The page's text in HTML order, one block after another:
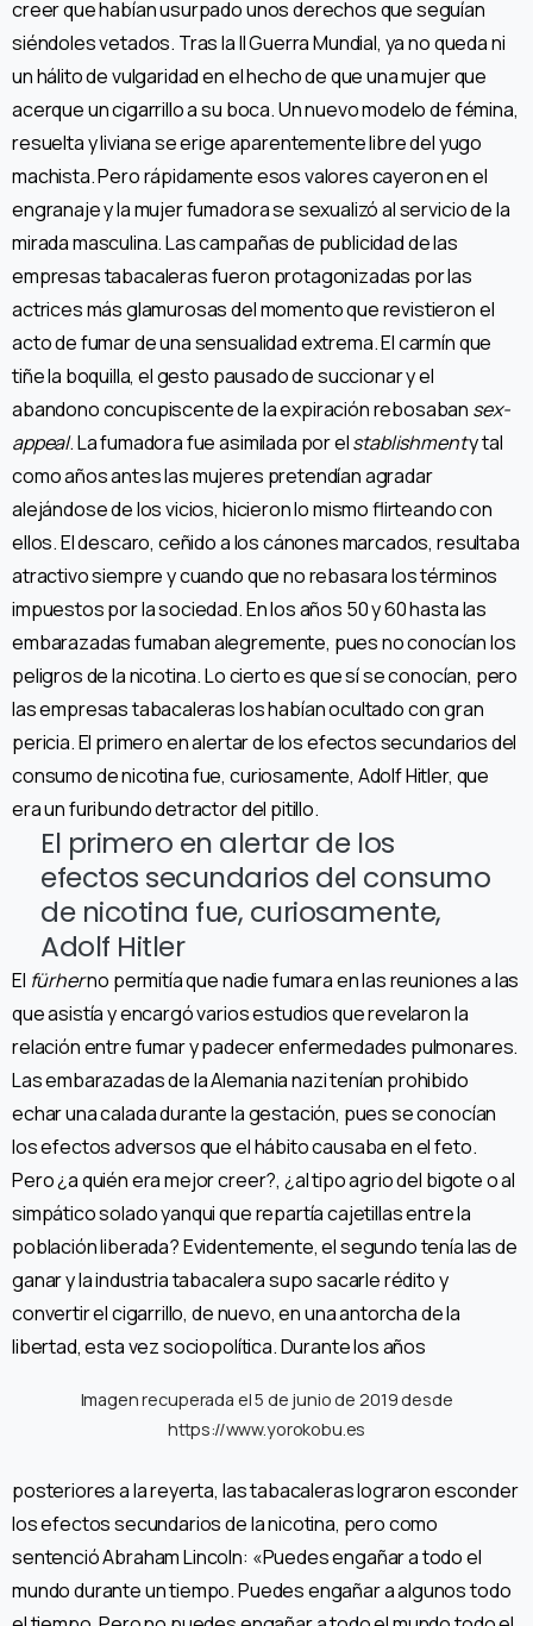
creer que habían usurpado unos derechos que seguían
siéndoles vetados. Tras la II Guerra Mundial, ya no queda ni
un hálito de vulgaridad en el hecho de que una mujer que
acerque un cigarrillo a su boca. Un nuevo modelo de fémina,
resuelta y liviana se erige aparentemente libre del yugo
machista. Pero rápidamente esos valores cayeron en el
engranaje y la mujer fumadora se sexualizó al servicio de la
mirada masculina. Las campañas de publicidad de las
empresas tabacaleras fueron protagonizadas por las
actrices más glamurosas del momento que revistieron el
acto de fumar de una sensualidad extrema. El carmín que
tiñe la boquilla, el gesto pausado de succionar y el
abandono concupiscente de la expiración rebosaban sex-
appeal. La fumadora fue asimilada por elstablishmenty tal
como años antes las mujeres pretendían agradar
alejándose de los vicios, hicieron lo mismo flirteando con
ellos. El descaro, ceñido a los cánones marcados, resultaba
atractivo siempre y cuando que no rebasara los términos
impuestos por la sociedad. En los años 50 y 60 hasta las
embarazadas fumaban alegremente, pues no conocían los
peligros de la nicotina. Lo cierto es que sí se conocían, pero
las empresas tabacaleras los habían ocultado con gran
pericia. El primero en alertar de los efectos secundarios del
consumo de nicotina fue, curiosamente, Adolf Hitler, que
era un furibundo detractor del pitillo.
El primero en alertar de los
efectos secundarios del consumo
de nicotina fue, curiosamente,
Adolf Hitler
El fürherno permitía que nadie fumara en las reuniones a las
que asistía y encargó varios estudios que revelaron la
relación entre fumar y padecer enfermedades pulmonares.
Las embarazadas de la Alemania nazi tenían prohibido
echar una calada durante la gestación, pues se conocían
los efectos adversos que el hábito causaba en el feto.
Pero ¿a quién era mejor creer?, ¿al tipo agrio del bigote o al
simpático solado yanqui que repartía cajetillas entre la
población liberada? Evidentemente, el segundo tenía las de
ganar y la industria tabacalera supo sacarle rédito y
convertir el cigarrillo, de nuevo, en una antorcha de la
libertad, esta vez sociopolítica.
Imagen recuperada el 5 de junio de 2019 desde
https://www.yorokobu.es
Durante los años
posteriores a la reyerta, las tabacaleras lograron esconder
los efectos secundarios de la nicotina, pero como
sentenció Abraham Lincoln: «Puedes engañar a todo el
mundo durante un tiempo. Puedes engañar a algunos todo